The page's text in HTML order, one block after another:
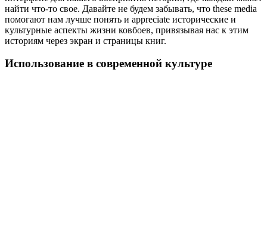
найти что-то свое. Давайте не будем забывать, что these media
помогают нам лучше понять и appreciate исторические и
культурные аспекты жизни ковбоев, привязывая нас к этим
историям через экран и страницы книг.
Использование в современной культуре